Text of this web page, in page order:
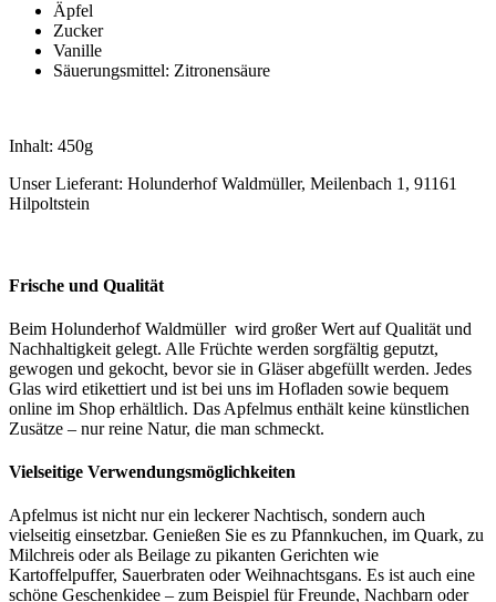
Äpfel
Zucker
Vanille
Säuerungsmittel: Zitronensäure
Inhalt: 450g
Unser Lieferant: Holunderhof Waldmüller, Meilenbach 1, 91161
Hilpoltstein
Frische und Qualität
Beim Holunderhof Waldmüller wird großer Wert auf Qualität und
Nachhaltigkeit gelegt. Alle Früchte werden sorgfältig geputzt,
gewogen und gekocht, bevor sie in Gläser abgefüllt werden. Jedes
Glas wird etikettiert und ist bei uns im Hofladen sowie bequem
online im Shop erhältlich. Das Apfelmus enthält keine künstlichen
Zusätze – nur reine Natur, die man schmeckt.
Vielseitige Verwendungsmöglichkeiten
Apfelmus ist nicht nur ein leckerer Nachtisch, sondern auch
vielseitig einsetzbar. Genießen Sie es zu Pfannkuchen, im Quark, zu
Milchreis oder als Beilage zu pikanten Gerichten wie
Kartoffelpuffer, Sauerbraten oder Weihnachtsgans. Es ist auch eine
schöne Geschenkidee – zum Beispiel für Freunde, Nachbarn oder